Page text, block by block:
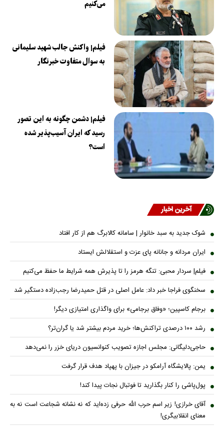
می‌کنیم
فیلم| واکنش جالب شهید سلیمانی
به سوال متفاوت خبرنگار
فیلم| دشمن چگونه به این تصور
رسید که ایران آسیب‌پذیر شده
است؟
آخرین اخبار
شوک جدید به سبد خانوار | سامانه کالابرگ هم از کار افتاد
ایران مردانه و جانانه پای عزت و استقلالش ایستاد
فیلم| سردار محبی: تنگه هرمز را تا پذیرش همه شرایط ما حفظ می‌کنیم
سخنگوی فراجا خبر داد: عامل اصلی در قتل حمیدرضا رجب‌زاده دستگیر شد
برجام کاسپین؛ «وفاق برجامی» برای واگذاری امتیازی دیگر!
رشد ۱۰۰ درصدی تراکنش‌ها؛ خرید مردم بیشتر شد یا گران‌تر؟
حاجی‌دلیگانی: مجلس اجازه تصویب کنوانسیون دریای خزر را نمی‌دهد
یمن: پالایشگاه آرامکو در جیزان با پهپاد هدف قرار گرفت
پول‌پاشی را کنار بگذارید تا فوتبال نجات پیدا کند!
آقای خرازی! زیر اسم حرب الله حرفی زده‌اید که نه نشانه شجاعت است نه به
معنای انقلابیگری!